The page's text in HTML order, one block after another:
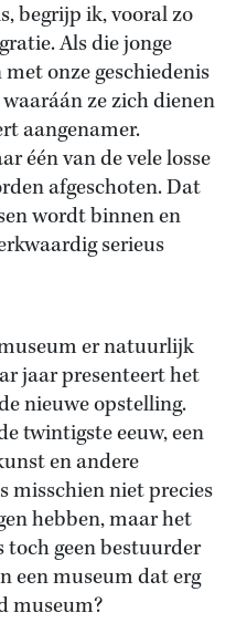
begrijp ik, vooral zo
Als die jonge
onze geschiedenis
ze zich dienen
aangenamer.
één van de vele losse
afgeschoten. Dat
wordt binnen en
serieus
er natuurlijk
jaar presenteert het
nieuwe opstelling.
twintigste eeuw, een
en andere
misschien niet precies
hebben, maar het
toch geen bestuurder
een museum dat erg
museum?